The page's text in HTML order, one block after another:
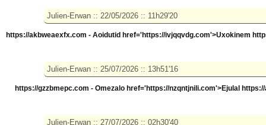
https://akbweaexfx.com - Aoidutid href='https://ivjqqvdg.com'>Uxokinem
https://gzzbmepc.com - Omezalo href='https://nzqntjnili.com'>Ejulal